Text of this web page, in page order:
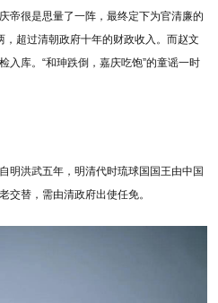
帝很是思量了一阵，最终定下为官清廉的
超过清朝政府十年的财政收入。而赵文
入库。“和珅跌倒，嘉庆吃饱”的童谣一时
明洪武五年，明清代时琉球国国王由中国
交替，需由清政府出使任免。